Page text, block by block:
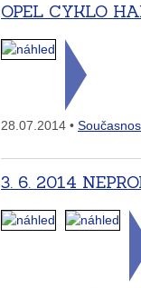
OPEL CYKLO
28.07.2014 •
3. 6. 2014